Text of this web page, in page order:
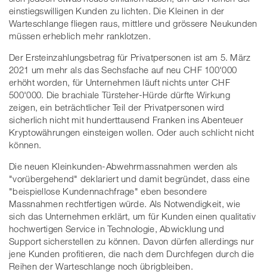
einstiegswilligen Kunden zu lichten. Die Kleinen in der
Warteschlange fliegen raus, mittlere und grössere Neukunden
müssen erheblich mehr ranklotzen.
Der Ersteinzahlungsbetrag für Privatpersonen ist am 5. März
2021 um mehr als das Sechsfache auf neu CHF 100'000
erhöht worden, für Unternehmen läuft nichts unter CHF
500'000. Die brachiale Türsteher-Hürde dürfte Wirkung
zeigen, ein beträchtlicher Teil der Privatpersonen wird
sicherlich nicht mit hunderttausend Franken ins Abenteuer
Kryptowährungen einsteigen wollen. Oder auch schlicht nicht
können.
Die neuen Kleinkunden-Abwehrmassnahmen werden als
"vorübergehend" deklariert und damit begründet, dass eine
"beispiellose Kundennachfrage" eben besondere
Massnahmen rechtfertigen würde. Als Notwendigkeit, wie
sich das Unternehmen erklärt, um für Kunden einen qualitativ
hochwertigen Service in Technologie, Abwicklung und
Support sicherstellen zu können. Davon dürfen allerdings nur
jene Kunden profitieren, die nach dem Durchfegen durch die
Reihen der Warteschlange noch übrigbleiben.